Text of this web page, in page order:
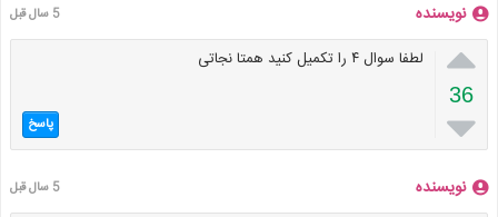
نویسنده 5 سال قبل

36

لطفا سوال ۴ را تکمیل کنید همتا نجاتی
پاسخ
نویسنده 5 سال قبل